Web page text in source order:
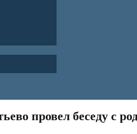
провел беседу с